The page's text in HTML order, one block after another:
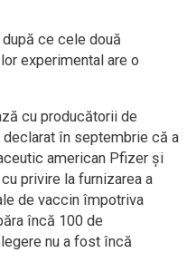
ce cele două
experimental are o
cu producătorii de
declarat în septembrie că a
american Pfizer şi
privire la furnizarea a
de vaccin împotriva
încă 100 de
nu a fost încă